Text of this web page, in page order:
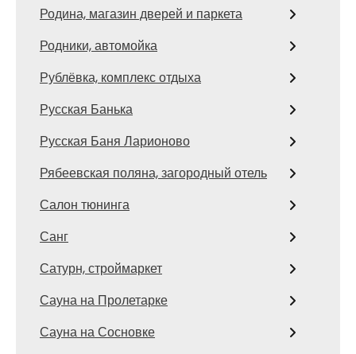
Родина, магазин дверей и паркета
Родники, автомойка
Рублёвка, комплекс отдыха
Русская Банька
Русская Баня Ларионово
Рябеевская поляна, загородный отель
Салон тюнинга
Санг
Сатурн, строймаркет
Сауна на Пролетарке
Сауна на Сосновке